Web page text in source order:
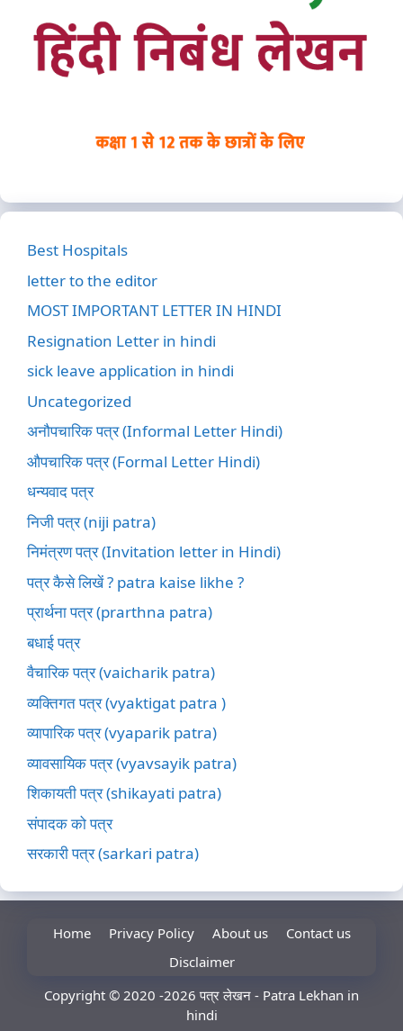
Best Hospitals
letter to the editor
MOST IMPORTANT LETTER IN HINDI
Resignation Letter in hindi
sick leave application in hindi
Uncategorized
अनौपचारिक पत्र (Informal Letter Hindi)
औपचारिक पत्र (Formal Letter Hindi)
धन्यवाद पत्र
निजी पत्र (niji patra)
निमंत्रण पत्र (Invitation letter in Hindi)
पत्र कैसे लिखें ? patra kaise likhe ?
प्रार्थना पत्र (prarthna patra)
बधाई पत्र
वैचारिक पत्र (vaicharik patra)
व्यक्तिगत पत्र (vyaktigat patra )
व्यापारिक पत्र (vyaparik patra)
व्यावसायिक पत्र (vyavsayik patra)
शिकायती पत्र (shikayati patra)
संपादक को पत्र
सरकारी पत्र (sarkari patra)
Home Privacy Policy About us
Contact us
Disclaimer
Copyright © 2020 -2026 पत्र लेखन - Patra Lekhan in
hindi